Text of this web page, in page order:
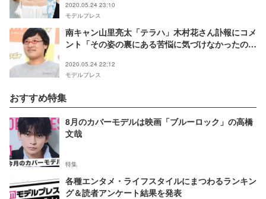
2020.05.24 23:10
モデルプレス
南キャン山里亮太「テラハ」木村花さん訃報にコメ
ント「その姿の裏にある苦悩に気づけなかったの
2020.05.24 22:12
モデルプレス
おすすめ特集
8月のカバーモデルは映画「ブルーロック」の高橋
文哉
特集
各種エンタメ・ライフスタイルにまつわるランキン
グ＆読者アンケート結果を発表